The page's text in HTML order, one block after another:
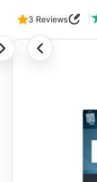
3 Reviews